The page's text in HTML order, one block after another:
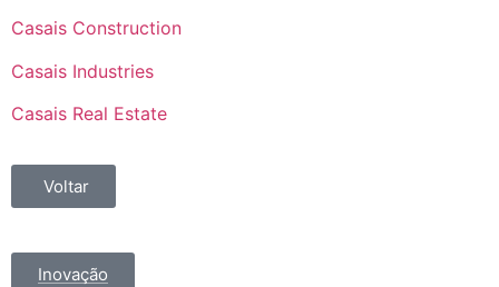
Casais Construction
Casais Industries
Casais Real Estate
Voltar
Inovação